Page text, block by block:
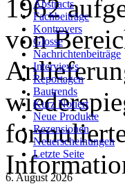
Abstracts
Fachbeiträge
Kontrovers
Glosse
Nachrichtenbeiträge
Interviews
Reportagen
Bautrends
Kurz Notiert
Neue Produkte
Rezensionen
Neuerscheinungen
Letzte Seite
6. August 2026
1962
von